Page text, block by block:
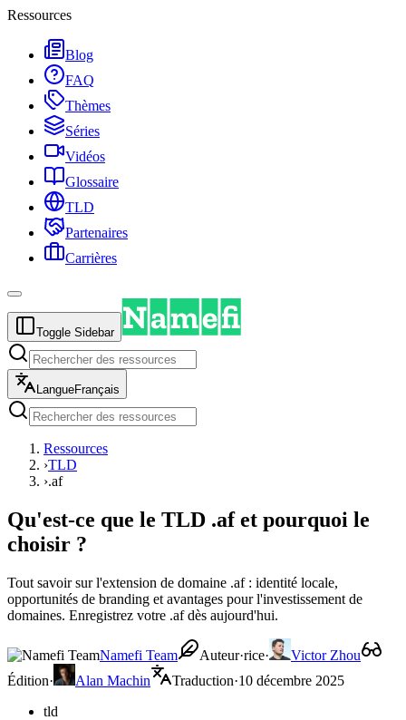
Ressources
Blog
FAQ
Thèmes
Séries
Vidéos
Glossaire
TLD
Partenaires
Carrières
Toggle Sidebar
LangueFrançais
Ressources
›TLD
›.af
Qu'est-ce que le TLD .af et pourquoi le
choisir ?
Tout savoir sur l'extension de domaine .af : identité locale,
opportunités de branding et avantages pour l'investissement de
domaines. Enregistrez votre .af dès aujourd'hui.
Namefi Team Auteur·rice·
Victor Zhou
Édition· Alan Machin Traduction·10 décembre 2025
tld